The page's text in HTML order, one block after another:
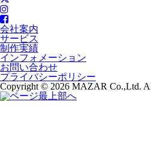
会社案内
サービス
制作実績
インフォメーション
お問い合わせ
プライバシーポリシー
Copyright © 2026 MAZAR Co.,Ltd.